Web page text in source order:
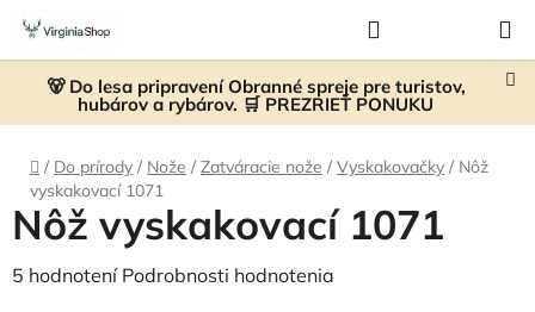
Prejsť
obsah
🐻 Do lesa pripravení Obranné spreje pre turistov,
hubárov a rybárov. 🛒 PREZRIEŤ PONUKU
KOŠÍK
Domov
/ Do prírody / Nože / Zatváracie nože / Vyskakovačky / Nôž
vyskakovací 1071
Nôž vyskakovací 1071
Priemerné
5 hodnotení Podrobnosti hodnotenia